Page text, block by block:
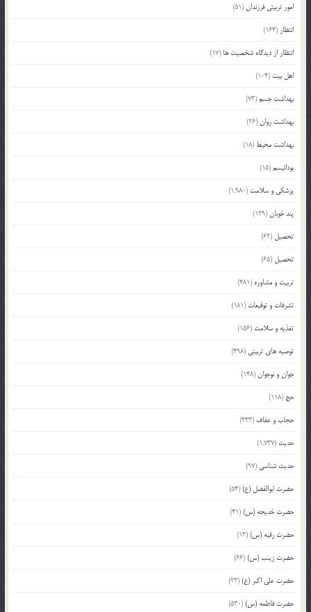
امور تربیتی فرزندان(51)
انتظار (164)
انتظار از دیدگاه شخصیت ها (17)
اهل بیت (104)
بهداشت جسم(73)
بهداشت روان(26)
بهداشت محیط (18)
بودائیسم(15)
پزشکی و سلامت (1,980)
پند خوبان(129)
تحصیل (62)
تحصیل (65)
تربیت و مشاوره (481)
تشرفات و توقیعات (181)
تغذیه و سلامت (156)
توصیه های تربیتی (498)
جوان و نوجوان(148)
حج (118)
حجاب و عفاف (333)
حدیث (1,737)
حدیث شناسی (97)
حضرت ابوالفضل (ع)(54)
حضرت خدیجه (س)(41)
حضرت رقیه (س)(13)
حضرت زینب (س)(66)
حضرت علی اکبر (ع)(23)
حضرت فاطمه (س)(530)